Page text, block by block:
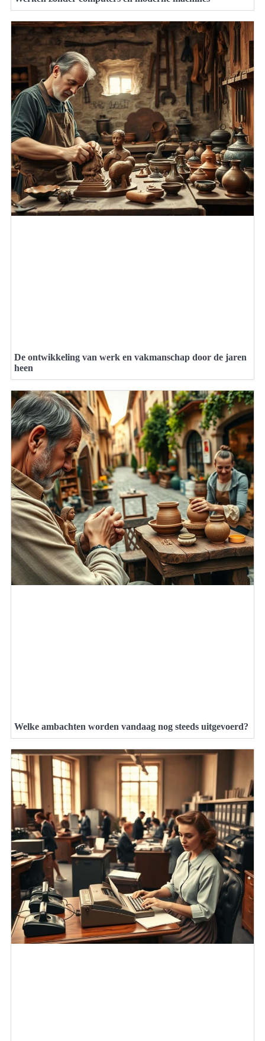
De ontwikkeling van werk en vakmanschap door de jaren
heen
Welke ambachten worden vandaag nog steeds uitgevoerd?